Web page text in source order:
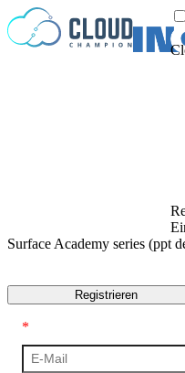
Zum Inhalt springen
Surface Academy series (ppt
Registrieren
*